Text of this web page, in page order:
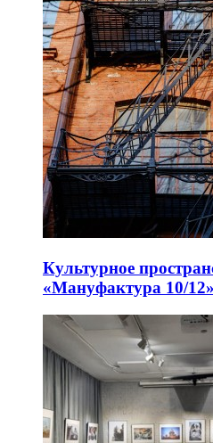
Культурное
«Мануфактура 10/12»